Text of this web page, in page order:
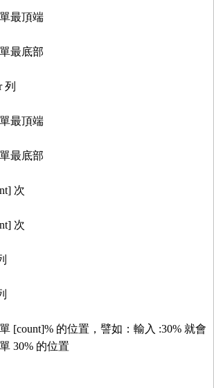
最頂端
最底部
列
最頂端
最底部
次
次
[count]% 的位置，譬如：輸入 :30% 就會
30% 的位置